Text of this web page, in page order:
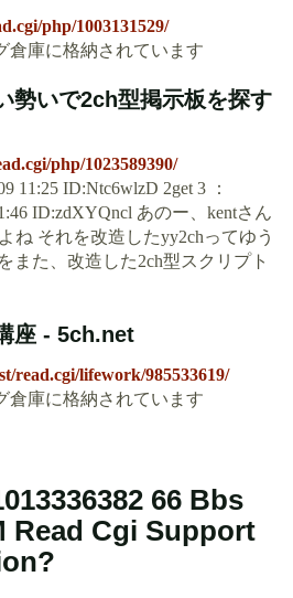
php/1003131529/
倉庫に格納されています
勢いで2ch型掲示板を探す
php/1023589390/
11:25 ID:Ntc6wlzD 2get 3 ：
ID:zdXYQncl あのー、kentさん
ね それを改造したyy2chってゆう
また、改造した2ch型スクリプト
座 - 5ch.net
read.cgi/lifework/985533619/
倉庫に格納されています
66 Bbs
Read Cgi Support